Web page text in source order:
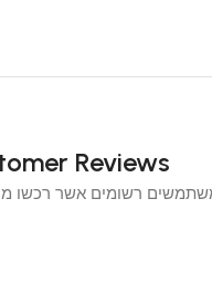
Reviews
רשומים אשר רכשו מוצר